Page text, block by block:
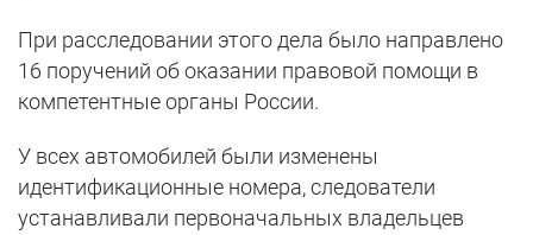
При расследовании этого дела было направлено
16 поручений об оказании правовой помощи в
компетентные органы России.
У всех автомобилей были изменены
идентификационные номера, следователи
устанавливали первоначальных владельцев